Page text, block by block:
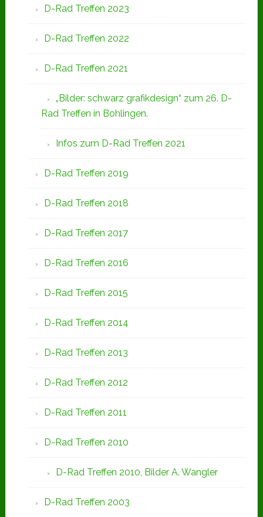
D-Rad Treffen 2023
D-Rad Treffen 2022
D-Rad Treffen 2021
„Bilder: schwarz grafikdesign“ zum 26. D-
Rad Treffen in Bohlingen.
Infos zum D-Rad Treffen 2021
D-Rad Treffen 2019
D-Rad Treffen 2018
D-Rad Treffen 2017
D-Rad Treffen 2016
D-Rad Treffen 2015
D-Rad Treffen 2014
D-Rad Treffen 2013
D-Rad Treffen 2012
D-Rad Treffen 2011
D-Rad Treffen 2010
D-Rad Treffen 2010, Bilder A. Wangler
D-Rad Treffen 2003